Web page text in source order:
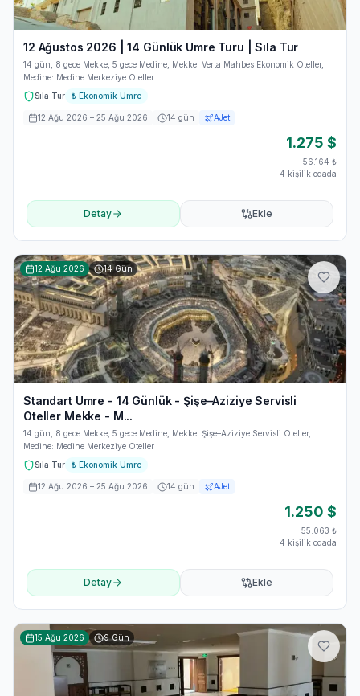
12 Ağustos 2026 | 14 Günlük Umre Turu | Sıla Tur
14 gün, 8 gece Mekke, 5 gece Medine, Mekke: Verta Mahbes Ekonomik Oteller,
Medine: Medine Merkeziye Oteller
Sıla Tur
₺ Ekonomik Umre
12 Ağu 2026 – 25 Ağu 2026 14 gün AJet
1.275 $
56.164 ₺
4 kişilik odada
Detay Ekle
12 Ağu 2026 14Gün
Standart Umre - 14 Günlük - Şişe–Aziziye Servisli
Oteller Mekke - M...
14 gün, 8 gece Mekke, 5 gece Medine, Mekke: Şişe–Aziziye Servisli Oteller,
Medine: Medine Merkeziye Oteller
Sıla Tur
₺ Ekonomik Umre
12 Ağu 2026 – 25 Ağu 2026 14 gün AJet
1.250 $
55.063 ₺
4 kişilik odada
Detay Ekle
15 Ağu 2026 9Gün